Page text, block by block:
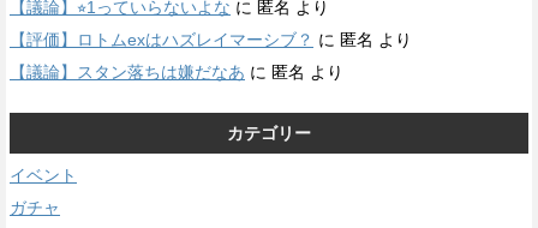
【議論】⭐︎1っていらないよな に 匿名 より
【評価】ロトムexはハズレイマーシブ？ に 匿名 より
【議論】スタン落ちは嫌だなあ に 匿名 より
カテゴリー
イベント
ガチャ